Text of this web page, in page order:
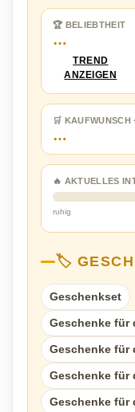
🏆 BELIEBTHEIT
…
TREND
ANZEIGEN
🛒 KAUFWUNSCH
…
🔥 AKTUELLES
ruhig
🏷️
Geschenkset
Geschenke für
Geschenke für
Geschenke für
Geschenke für